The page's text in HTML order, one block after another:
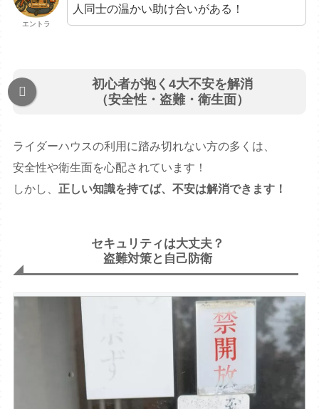
エントラ
人同士の温かい助け合いがある！
初心者が抱く4大不安を解消
（安全性・盗難・衛生面）
ライダーハウスの利用に踏み切れない方の多くは、
安全性や衛生面を心配されています！
しかし、 正しい知識を持てば、不安は解消できます！
セキュリティは大丈夫？
盗難対策と自己防衛